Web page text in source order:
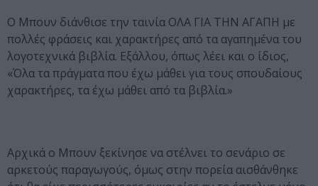
Ο Μπουν διάνθισε την ταινία ΟΛΑ ΓΙΑ ΤΗΝ ΑΓΑΠΗ με
πολλές φράσεις και χαρακτήρες από τα αγαπημένα του
λογοτεχνικά βιβλία. Εξάλλου, όπως λέει και ο ίδιος,
«Όλα τα πράγματα που έχω μάθει για τους σπουδαίους
χαρακτήρες, τα έχω μάθει από τα βιβλία.»
Αρχικά ο Μπουν ξεκίνησε να στέλνει το σενάριο σε
αρκετούς παραγωγούς, όμως στην πορεία αισθάνθηκε